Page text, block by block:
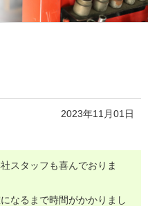
2023年11月01日
スタッフも喜んでおりま
なるまで時間がかかりまし